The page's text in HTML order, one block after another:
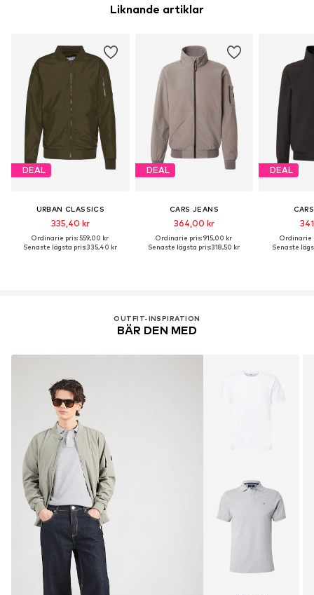
Liknande artiklar
DEAL
URBAN CLASSICS
335,40 kr
Ordinarie pris: 559,00 kr
Senaste lägsta pris:335,40 kr
DEAL
CARS JEANS
364,00 kr
Ordinarie pris: 915,00 kr
Senaste lägsta pris:318,50 kr
DEAL
Ordinarie
Senaste
OUTFIT-INSPIRATION
BÄR DEN MED